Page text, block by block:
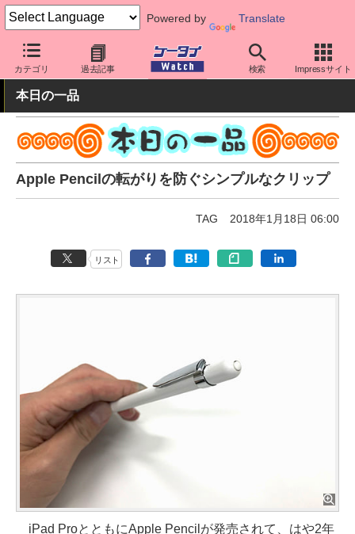
Powered by Translate
カテゴリ 過去記事 検索 Impressサイト
ケータイ Watch OS iPhone (iOS) アクセサリー
本日の一品
Apple Pencilの転がりを防ぐシンプルなクリップ
TAG 2018年1月18日 06:00
リスト
iPad ProとともにApple Pencilが発売されて、はや2年